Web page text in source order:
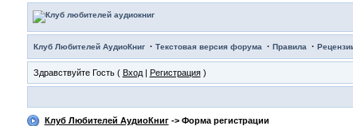
Клуб Любителей АудиоКниг· Текстовая версия форума · Правила ·
Здравствуйте Гость ( Вход| Регистрация)
Клуб Любителей АудиоКниг-> Форма регистрации